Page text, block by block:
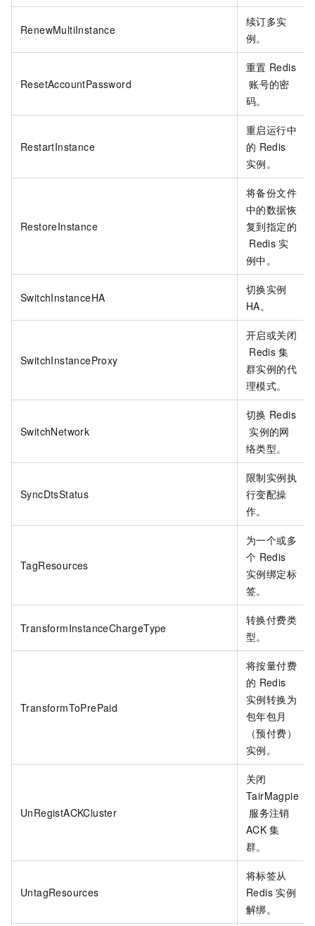
RenewMultiInstance
续订多实
例。
ResetAccountPassword
重置 Redis
账号的密
码。
RestartInstance
重启运行中
的 Redis
实例。
RestoreInstance
将备份文件
中的数据恢
复到指定的
Redis 实
例中。
SwitchInstanceHA
切换实例
HA。
SwitchInstanceProxy
开启或关闭
Redis 集
群实例的代
理模式。
SwitchNetwork
切换 Redis
实例的网
络类型。
SyncDtsStatus
限制实例执
行变配操
作。
TagResources
为一个或多
个 Redis
实例绑定标
签。
TransformInstanceChargeType
转换付费类
型。
TransformToPrePaid
将按量付费
的 Redis
实例转换为
包年包月
（预付费）
实例。
UnRegistACKCluster
关闭
TairMagpie
服务注销
ACK 集
群。
UntagResources
将标签从
Redis 实例
解绑。